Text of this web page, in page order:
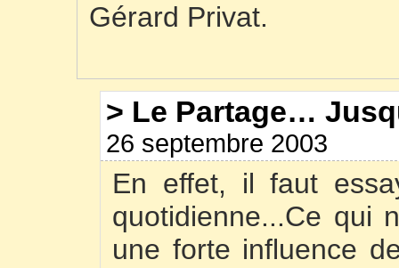
Gérard Privat.
> Le Partage…
26 septembre 2003
En effet, il faut
quotidienne...Ce qui
une forte influence